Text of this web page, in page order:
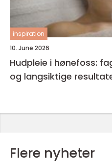
inspiration
10. June 2026
Hudpleie i hønefoss:
og langsiktige
Flere nyheter